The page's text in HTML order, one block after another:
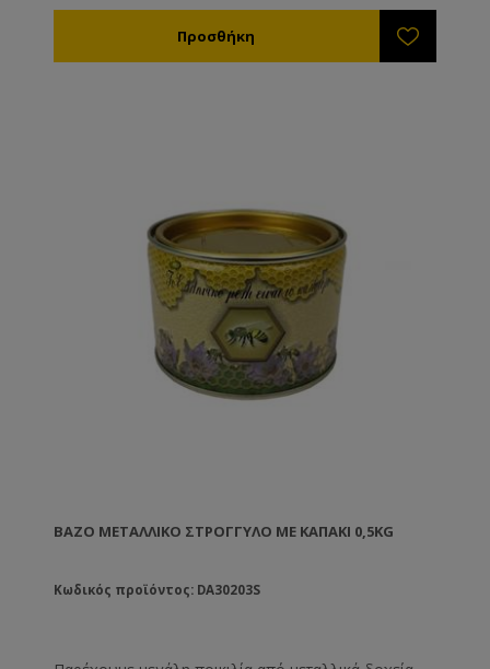
ΒΆΖΟ ΜΕΤΑΛΛΙΚΌ ΣΤΡΟΓΓΥΛΟ ΜΕ ΚΑΠΆΚΙ 0,5KG
Κωδικός προϊόντος: DA30203S